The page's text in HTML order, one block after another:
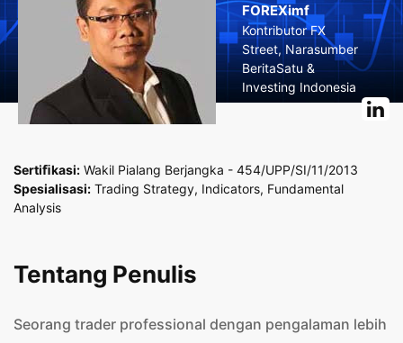
FOREXimf
Kontributor FX
Street, Narasumber
BeritaSatu &
Investing Indonesia
Sertiﬁkasi: Wakil Pialang Berjangka - 454/UPP/SI/11/2013
Spesialisasi: Trading Strategy, Indicators, Fundamental
Analysis
Tentang Penulis
Seorang trader professional dengan pengalaman lebih